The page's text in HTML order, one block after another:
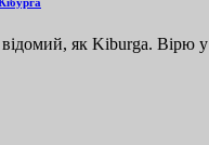
як Kiburga. Вірю у